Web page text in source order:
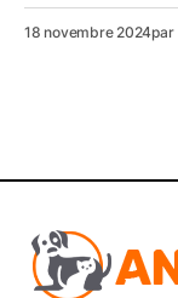
18 novembre 2024par